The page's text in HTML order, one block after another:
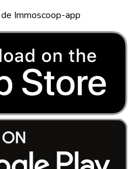
Immoscoop-app